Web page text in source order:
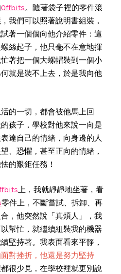
Offbits。隨著袋子裡的零件滾
我們可以照著說明書組裝，
著一個個向他介紹零件：這
絲起子，他只毫不在意地揮
著把一個大螺帽裝到一個小
就是裝不上去，於是我向他
的一切，都會被他馬上回
孩子，學校對他來說一向是
達自己的情緒，向身邊的人
、恐懼，甚至正向的情緒，
的艱鉅任務！
上，我就靜靜地坐著，看
零件上，不斷嘗試、拆卸、再
，他突然說「真煩人」，我
幫忙，就繼續組裝我的機器
堅持著。我表面看來平靜，
對挫折，他還是努力堅持
很少見，在學校裡就更別說